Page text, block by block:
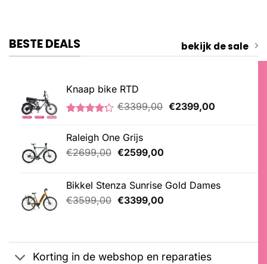
BESTE DEALS bekijk de sale
Knaap bike RTD
gebaseerd
op
klantbeoordelingen
€3399,00 Oorspronkelijke
€2399,00Huidige
Raleigh One Grijs
€2699,00 Oorspronkelijke
€2699,00.
€2599,00Huidige
€2599,00.
Bikkel Stenza Sunrise Gold Dames
€3599,00 Oorspronkelijke
€3399,00Huidige
Korting in de webshop en reparaties